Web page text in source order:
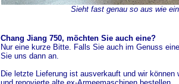
Sieht fast genau so aus wie
Chang Jiang 750, möchten Sie auch eine?
Nur eine kurze Bitte. Falls Sie auch im Genuss
Sie uns dann an.
Die letzte Lieferung ist ausverkauft und wir